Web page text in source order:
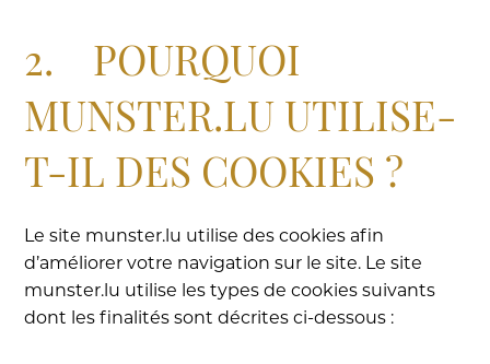
2. POURQUOI
MUNSTER.LU UTILISE-
T-IL DES COOKIES ?
Le site munster.lu utilise des cookies afin
d’améliorer votre navigation sur le site. Le site
munster.lu utilise les types de cookies suivants
dont les finalités sont décrites ci-dessous :